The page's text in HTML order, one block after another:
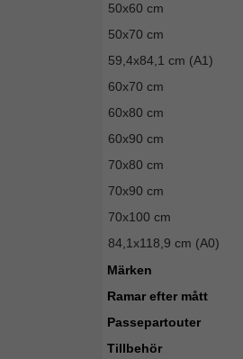
50x60 cm
50x70 cm
59,4x84,1 cm (A1)
60x70 cm
60x80 cm
60x90 cm
70x80 cm
70x90 cm
70x100 cm
84,1x118,9 cm (A0)
Märken
Ramar efter mått
Passepartouter
Tillbehör